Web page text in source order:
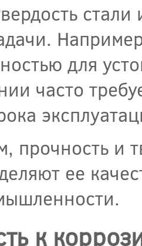
для
часто
прочность и
ее
к